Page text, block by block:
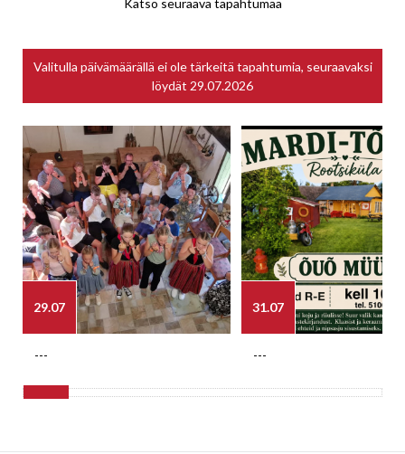
Katso seuraava tapahtumaa
Valitulla päivämäärällä ei ole tärkeitä tapahtumia, seuraavaksi
löydät 29.07.2026
29.07
---
31.07
---